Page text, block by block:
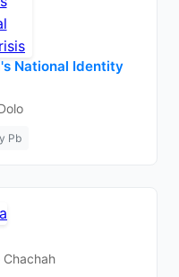
National Identity
Pb
Chachah